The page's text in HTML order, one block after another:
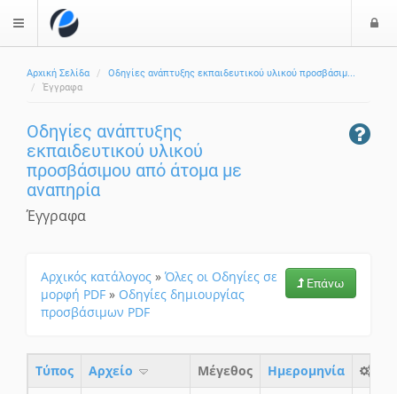
$langMenu
Αρχική Σελίδα
Οδηγίες ανάπτυξης εκπαιδευτικού υλικού προσβάσιμ...
Έγγραφα
Οδηγίες ανάπτυξης
εκπαιδευτικού υλικού
προσβάσιμου από άτομα με
αναπηρία
Έγγραφα
Επάνω
Αρχικός κατάλογος » Όλες οι Οδηγίες σε
μορφή PDF » Οδηγίες δημιουργίας
προσβάσιμων PDF
Τύπος Aρχείο Μέγεθος
Ημερομηνία